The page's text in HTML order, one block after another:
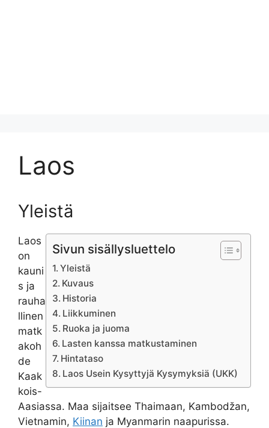
Laos
Yleistä
Sivun sisällysluettelo
Yleistä
Kuvaus
Historia
Liikkuminen
Ruoka ja juoma
Lasten kanssa matkustaminen
Hintataso
Laos Usein Kysyttyjä Kysymyksiä (UKK)
Laos
on
kauni
s ja
rauha
llinen
matk
akoh
de
Kaak
kois-
Aasiassa. Maa sijaitsee Thaimaan, Kambodžan,
Vietnamin, Kiinan ja Myanmarin naapurissa.